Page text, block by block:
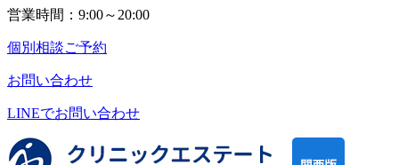
営業時間：9:00～20:00
個別相談ご予約
お問い合わせ
LINEでお問い合わせ